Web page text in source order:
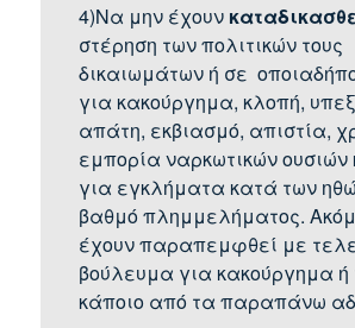
4)Να μην έχουν
στέρηση των πολιτικών τους
δικαιωμάτων ή σε
για κακούργημα, κλοπή,
απάτη, εκβιασμό, απιστία,
εμπορία ναρκωτικών ουσιών
για εγκλήματα κατά των
βαθμό πλημμελήματος.
έχουν παραπεμφθεί με
βούλευμα για κακούργημα ή
κάποιο από τα παραπάνω